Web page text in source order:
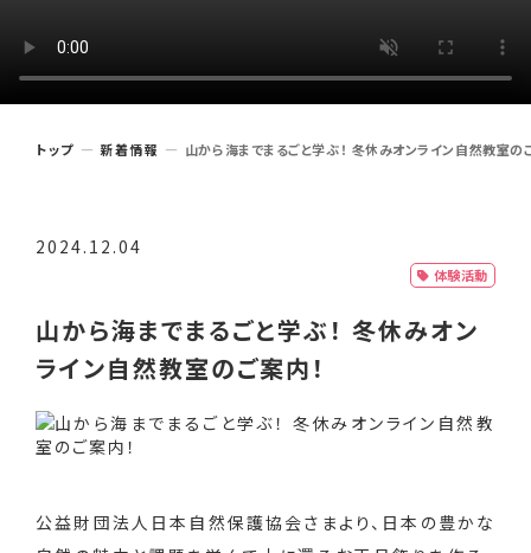
トップ 新着情報 山から海までまるごと学ぶ！ 冬休みオンライン自然教室の
2024.12.04
体験活動
山から海までまるごと学ぶ！ 冬休みオン
ライン自然教室のご案内！
公益財団法人日本自然保護協会さまより、日本の豊かな